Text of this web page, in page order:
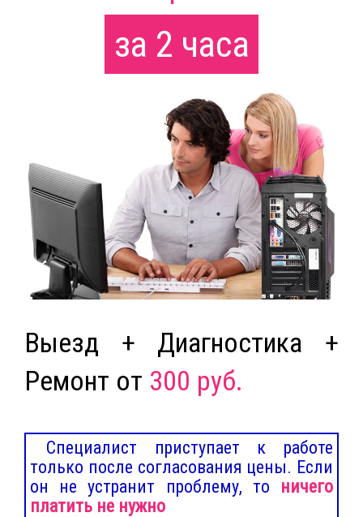
за 2 часа
Выезд + Диагностика +
Ремонт от 300 руб.
Специалист приступает к работе
только после согласования цены. Если
он не устранит проблему, то ничего
платить не нужно